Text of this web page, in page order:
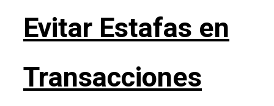
Evitar Estafas en
Transacciones